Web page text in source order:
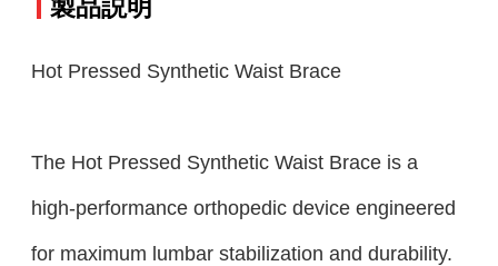
製品説明
Hot Pressed Synthetic Waist Brace
The Hot Pressed Synthetic Waist Brace is a
high-performance orthopedic device engineered
for maximum lumbar stabilization and durability.